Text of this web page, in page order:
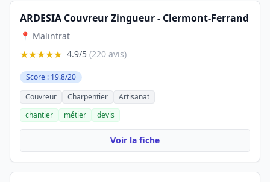
ARDESIA Couvreur Zingueur - Clermont-Ferrand
📍 Malintrat
★★★★★ 4.9/5 (220 avis)
Score : 19.8/20
Couvreur
Charpentier
Artisanat
chantier
métier devis
Voir la fiche